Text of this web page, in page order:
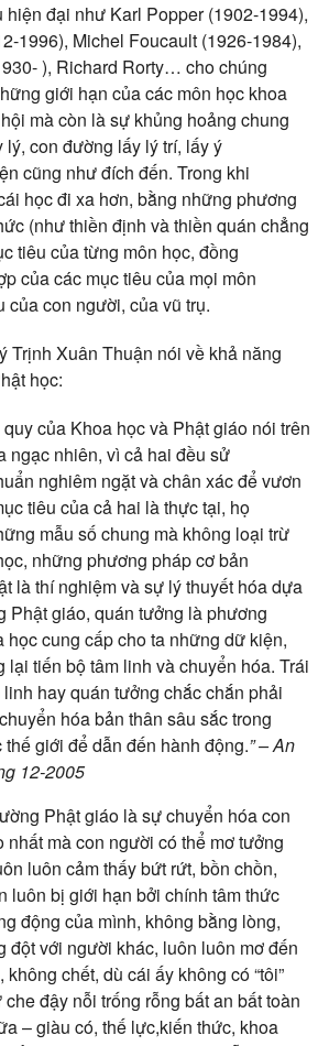
hiện đại như Karl Popper (1902-1994),
1996), Michel Foucault (1926-1984),
), Richard Rorty… chochúng
giới hạn của các môn học khoa
mà còn là sự khủng hoảng chung
lý, con đường lấy lý trí, lấyý
cũng như đích đến. Trong khi
học đi xa hơn, bằng những phương
(nhưthiền định vàthiền quán chẳng
tiêu của từng môn học, đồng
của các mục tiêu của mọi môn
củacon người, củavũ trụ.
Trịnh Xuân Thuận nói về khả năng
học:
của Khoa học và Phật giáo nói trên
ngạc nhiên, vì cả hai đều sử
nghiêm ngặt và chân xác để vươn
tiêu của cả hai làthực tại, họ
mẫu số chung mà không loại trừ
những phương phápcơ bản
là thí nghiệm vàsự lýthuyết hóadựa
Phật giáo, quán tưởng làphương
họccung cấpcho ta những dữ kiện,
lại tiến bộtâm linh vàchuyển hóa. Trái
linh hayquán tưởng chắc chắn phải
chuyển hóabản thân sâu sắc trong
thế giới để dẫn đến hành động.”–An
12-2005
Phật giáo là sựchuyển hóacon
nhất màcon người có thể mơ tưởng
luôn cảm thấybứt rứt, bồn chồn,
luôn bị giới hạn bởi chính tâmthức
động của mình, không bằng lòng,
độtvới người khác, luôn luôn mơ đến
, không chết, dù cái ấy không có “tôi”
che đậy nỗi trống rỗng bất an bất toàn
–giàu có, thế lực,kiến thức, khoa